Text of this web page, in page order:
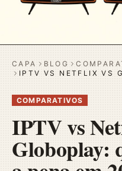
CAPA BLOG
IPTV VS NETFLIX VS
COMPARATIVOS
IPTV vs
Globoplay: